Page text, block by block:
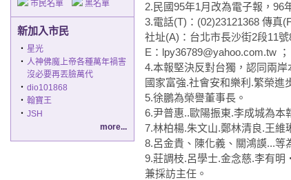
市民名單 黑名單
新加入市民
‧ 星光
‧ 人神佛魔上帝各種萬年禍害
沒必要再丟臉萬代
‧ dio101868
‧ 翰寶王
‧ JSH
more...
2.民國95年1月改為電子報，96
3.電話(T)：(02)23121368 傳真
社址(A)：台北市長沙街2段11
E：lpy36789@yahoo.com.tw
4.本報堅決反對台獨，認同兩
國家富強.社會安和樂利.繁榮進
5.徐鵬為榮譽董事長。
6.尹普惠..歐陽振東.李成城為本
7.林柏楊.朱文山.鄭林清良.王維
8.呂金貴、陳化義、關鴻謨...等
9.莊調枝.呂學士.金念慈.李有
兼採訪主任。